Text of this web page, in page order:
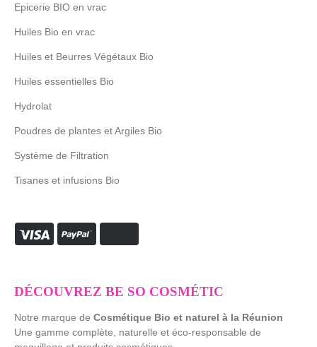
Epicerie BIO en vrac
Huiles Bio en vrac
Huiles et Beurres Végétaux Bio
Huiles essentielles Bio
Hydrolat
Poudres de plantes et Argiles Bio
Système de Filtration
Tisanes et infusions Bio
DÉCOUVREZ BE SO COSMÉTIC
Notre marque de Cosmétique Bio et naturel à la Réunion
Une gamme complète, naturelle et éco-responsable de